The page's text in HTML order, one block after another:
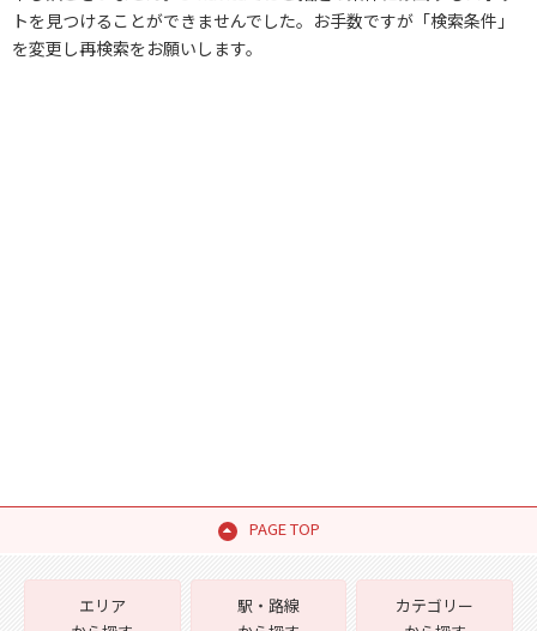
トを見つけることができませんでした。お手数ですが「検索条件」
を変更し再検索をお願いします。
PAGE TOP
エリア
駅・路線
カテゴリー